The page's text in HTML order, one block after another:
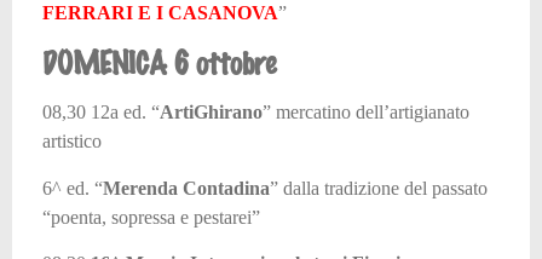
FERRARI E I CASANOVA”
DOMENICA 6 ottobre
08,30 12a ed. “ArtiGhirano” mercatino dell’artigianato
artistico
6^ ed. “Merenda Contadina” dalla tradizione del passato
“poenta, sopressa e pestarei”